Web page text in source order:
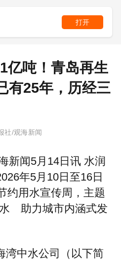
打开
亿吨！青岛再生
有25年，历经三
社/观海新闻
新闻5月14日讯 水润
年5月10日至16日
约用水宣传周，主题
助力城市内涵式发
湾中水公司（以下简